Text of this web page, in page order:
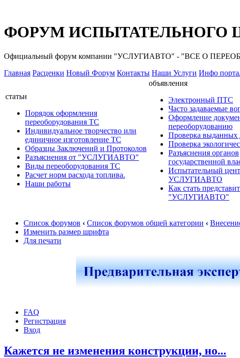
ФОРУМ ИСПЫТАТЕЛЬНОГО
Официальный форум компании "УСЛУГИАВТО" - "ВСЕ О
Главная Расценки Новый Форум Контакты Наши Услуги Инфо
статьи
Порядок оформления
переоборудования ТС
Индивидуальное творчество или
единичное изготовление ТС
Образцы Заключений и Протоколов
Разъяснения от "УСЛУГИАВТО"
Виды переоборудования ТС
Расчет норм расхода топлива.
Наши работы
объявления
Электронный ПТС
Часто задаваемые
Оформление
переоборудованию
Проверка выданных
Проверка
Разъяснения органов
государственной
Испытательный
УСЛУГИАВТО
Как стать
"УСЛУГИАВТО"
Список форумов ‹ Список форумов общей категории ‹
Изменить размер шрифта
Для печати
FAQ
Регистрация
Вход
Кажется не изменения конструкции, но...